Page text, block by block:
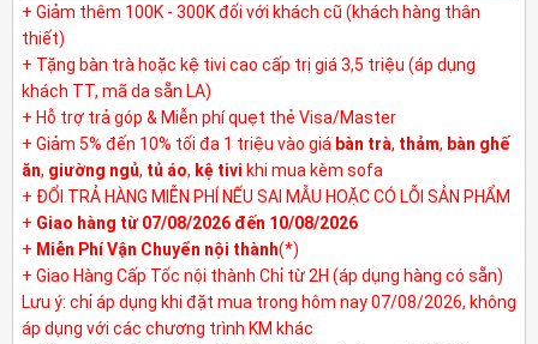
+ Giảm thêm 100K - 300K đối với khách cũ (khách hàng thân
thiết)
+ Tặng bàn trà hoặc kệ tivi cao cấp trị giá 3,5 triệu (áp dụng
khách TT, mã da sẵn LA)
+ Hỗ trợ trả góp & Miễn phí quẹt thẻ Visa/Master
+ Giảm 5% đến 10% tối đa 1 triệu vào giá bàn trà, thảm, bàn ghế
ăn, giường ngủ, tủ áo, kệ tivi khi mua kèm sofa
+ ĐỔI TRẢ HÀNG MIỄN PHÍ NẾU SAI MẪU HOẶC CÓ LỖI SẢN PHẨM
+ Giao hàng từ 07/08/2026 đến 10/08/2026
+ Miễn Phí Vận Chuyển nội thành(*)
+ Giao Hàng Cấp Tốc nội thành Chỉ từ 2H (áp dụng hàng có sẵn)
Lưu ý: chỉ áp dụng khi đặt mua trong hôm nay 07/08/2026, không
áp dụng với các chương trình KM khác